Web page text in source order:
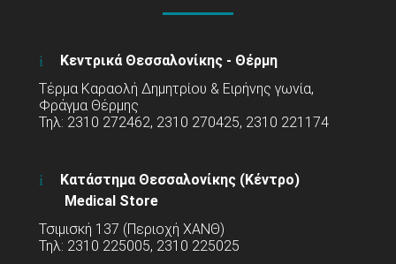
Κεντρικά Θεσσαλονίκης - Θέρμη
Τέρμα Καραολή Δημητρίου & Ειρήνης γωνία,
Φράγμα Θέρμης
Τηλ: 2310 272462, 2310 270425, 2310 221174
Κατάστημα Θεσσαλονίκης (Κέντρο)
Medical Store
Τσιμισκή 137 (Περιοχή ΧΑΝΘ)
Τηλ: 2310 225005, 2310 225025